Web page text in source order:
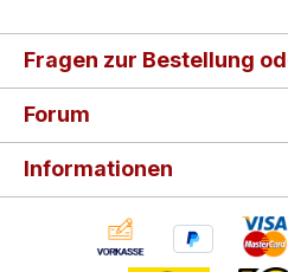
Fragen zur Bestellung
Forum
Informationen